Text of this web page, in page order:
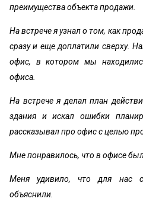
преимущества объекта продажи.
На встрече я узнал о том, как
сразу и еще доплатили сверху.
офис, в котором мы
офиса.
На встрече я делал план
здания и искал ошибки
рассказывал про офис с целью
Мне понравилось, что в офисе
Меня удивило, что для нас
объяснили.